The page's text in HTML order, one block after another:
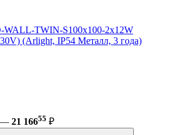
WALL-TWIN-S100x100-2x12W
(Arlight, IP54 Металл, 3 года)
— 21 16655 ₽